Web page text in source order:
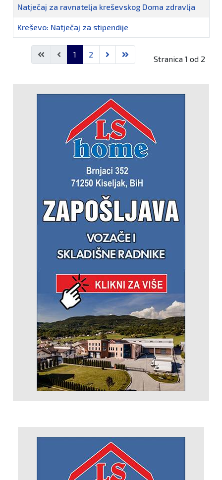
Članci
Natječaj za ravnatelja kreševskog Doma zdravlja
Kreševo: Natječaj za stipendije
Stranica 1 od 2
1 2